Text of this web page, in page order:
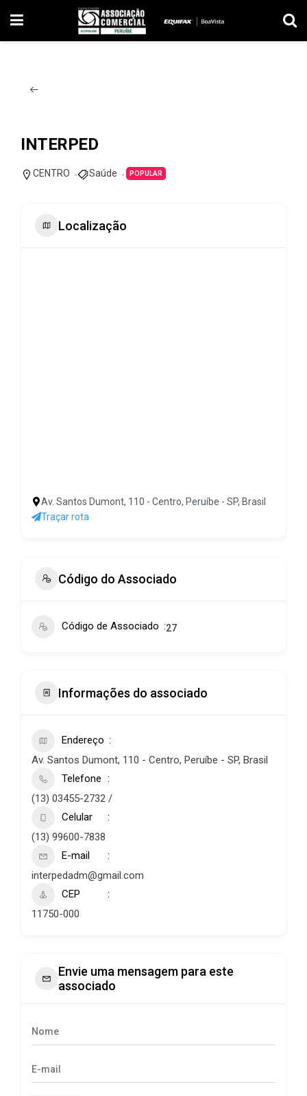
INTERPED
CENTRO Saúde POPULAR
Localização
Av. Santos Dumont, 110 - Centro, Peruíbe - SP, Brasil
Traçar rota
Código do Associado
Código de Associado 27
Informações do associado
Endereço
Av. Santos Dumont, 110 - Centro, Peruíbe - SP, Brasil
Telefone
(13) 03455-2732 /
Celular
(13) 99600-7838
E-mail
interpedadm@gmail.com
CEP
11750-000
Envie uma mensagem para este
associado